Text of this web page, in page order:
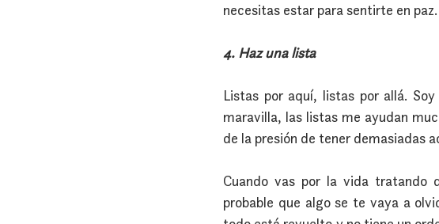
necesitas estar para sentirte en paz.
4. Haz una lista
Listas por aquí, listas por allá.
maravilla, las listas me ayudan
de la presión de tener demasiadas
Cuando vas por la vida tratando
probable que algo se te vaya a